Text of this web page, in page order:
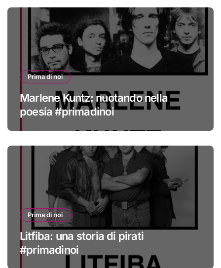
Prima di noi
Marlene Kuntz: nuotando nella
poesia #primadinoi
Prima di noi
Litfiba: una storia di pirati
#primadinoi